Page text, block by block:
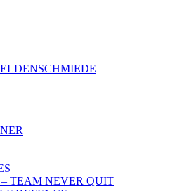
TEAM NEVER QUIT